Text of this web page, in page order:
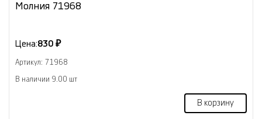
Молния 71968
Цена:830 ₽
Артикул: 71968
В наличии 9.00 шт
В корзину